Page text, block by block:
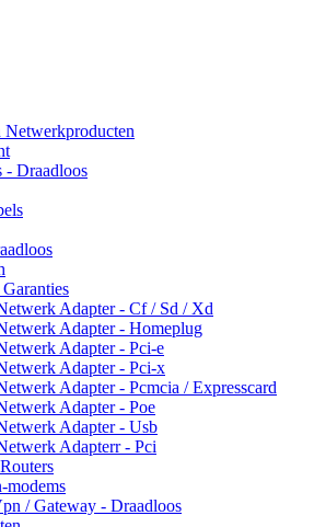
Netwerkproducten
- Draadloos
Adapter - Cf / Sd / Xd
Adapter - Homeplug
Adapter - Pci-e
Adapter - Pci-x
Adapter - Pcmcia / Expresscard
Adapter - Poe
Adapter - Usb
Adapterr - Pci
modems
/ Gateway - Draadloos